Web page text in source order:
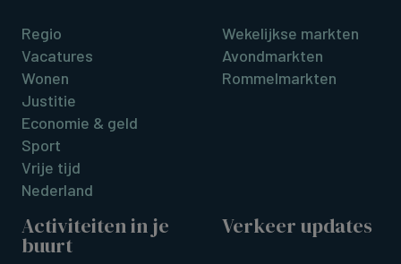
Regio
Vacatures
Wonen
Justitie
Economie & geld
Sport
Vrije tijd
Nederland
Wekelijkse markten
Avondmarkten
Rommelmarkten
Activiteiten in je
buurt
Verkeer updates